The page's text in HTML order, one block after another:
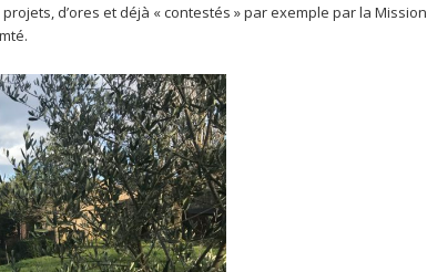
d’ores et déjà « contestés » par exemple par la Mission